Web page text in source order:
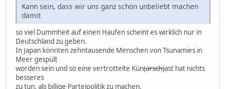
Kann sein, dass wir uns ganz schön unbeliebt machen
damit
so viel Dummheit auf einen Haufen scheint es wirklich nur in
Deutschland zu geben.
In Japan könnten zehntausende Menschen von Tsunamies in
Meer gespült
worden sein und so eine vertrottelte Kün(arsch)ast hat nichts
besseres
zu tun, als billige Parteipolitik zu machen.